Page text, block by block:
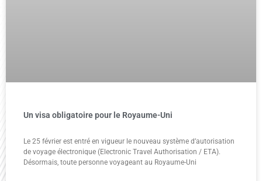
Un visa obligatoire pour le Royaume-Uni
Le 25 février est entré en vigueur le nouveau système d’autorisation
de voyage électronique (Electronic Travel Authorisation / ETA).
Désormais, toute personne voyageant au Royaume-Uni